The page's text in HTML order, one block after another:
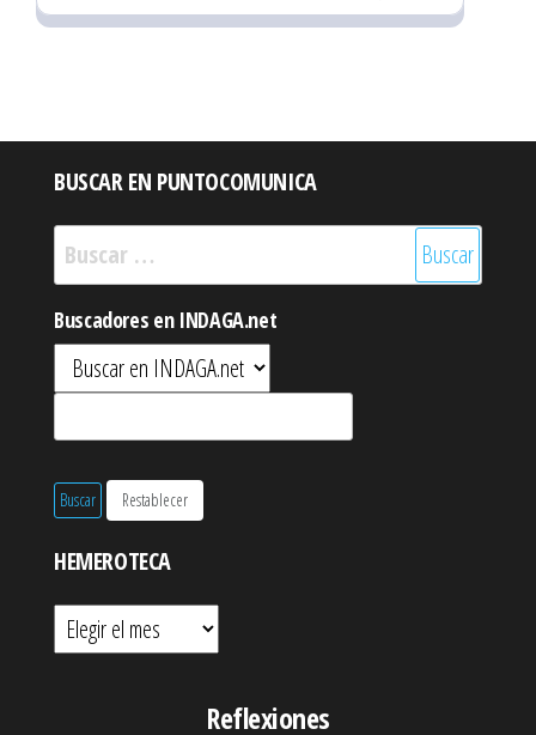
BUSCAR EN PUNTOCOMUNICA
Buscar:
Buscadores en INDAGA.net
HEMEROTECA
Hemeroteca
Reflexiones